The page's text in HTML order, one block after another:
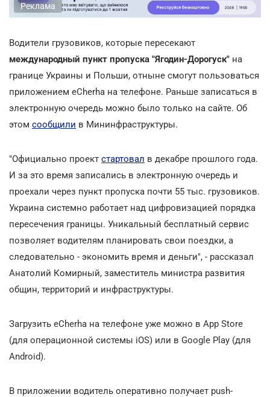
Реклама
Водители грузовиков, которые пересекают
международный пункт пропуска "Ягодин-Дорогуск" на
границе Украины и Польши, отныне смогут пользоваться
приложением eCherha на телефоне. Раньше записаться в
электронную очередь можно было только на сайте. Об
этом сообщили в Мининфраструктуры.
"Официально проект стартовал в декабре прошлого года.
И за это время записались в электронную очередь и
проехали через пункт пропуска почти 55 тыс. грузовиков.
Украина системно работает над цифровизацией порядка
пересечения границы. Уникальный бесплатный сервис
позволяет водителям планировать свои поездки, а
следовательно - экономить время и деньги", - рассказал
Анатолий Комирный, заместитель министра развития
общин, территорий и инфраструктуры.
Загрузить eCherha на телефоне уже можно в App Store
(для операционной системы iOS) или в Google Play (для
Android).
В приложении водитель оперативно получает push-